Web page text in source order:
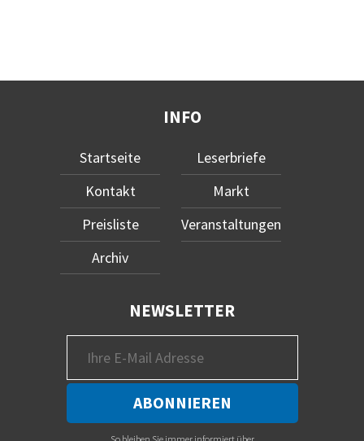
INFO
Startseite
Kontakt
Preisliste
Archiv
Leserbriefe
Markt
Veranstaltungen
NEWSLETTER